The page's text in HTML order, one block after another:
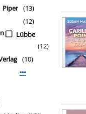
Piper (13)
(12)
Lübbe
(12)
(10)
Mehr Verlag-Filter